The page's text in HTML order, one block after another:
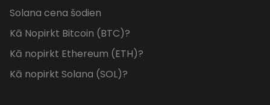
Solana cena šodien
Kā Nopirkt Bitcoin (BTC)?
Kā nopirkt Ethereum (ETH)?
Kā nopirkt Solana (SOL)?